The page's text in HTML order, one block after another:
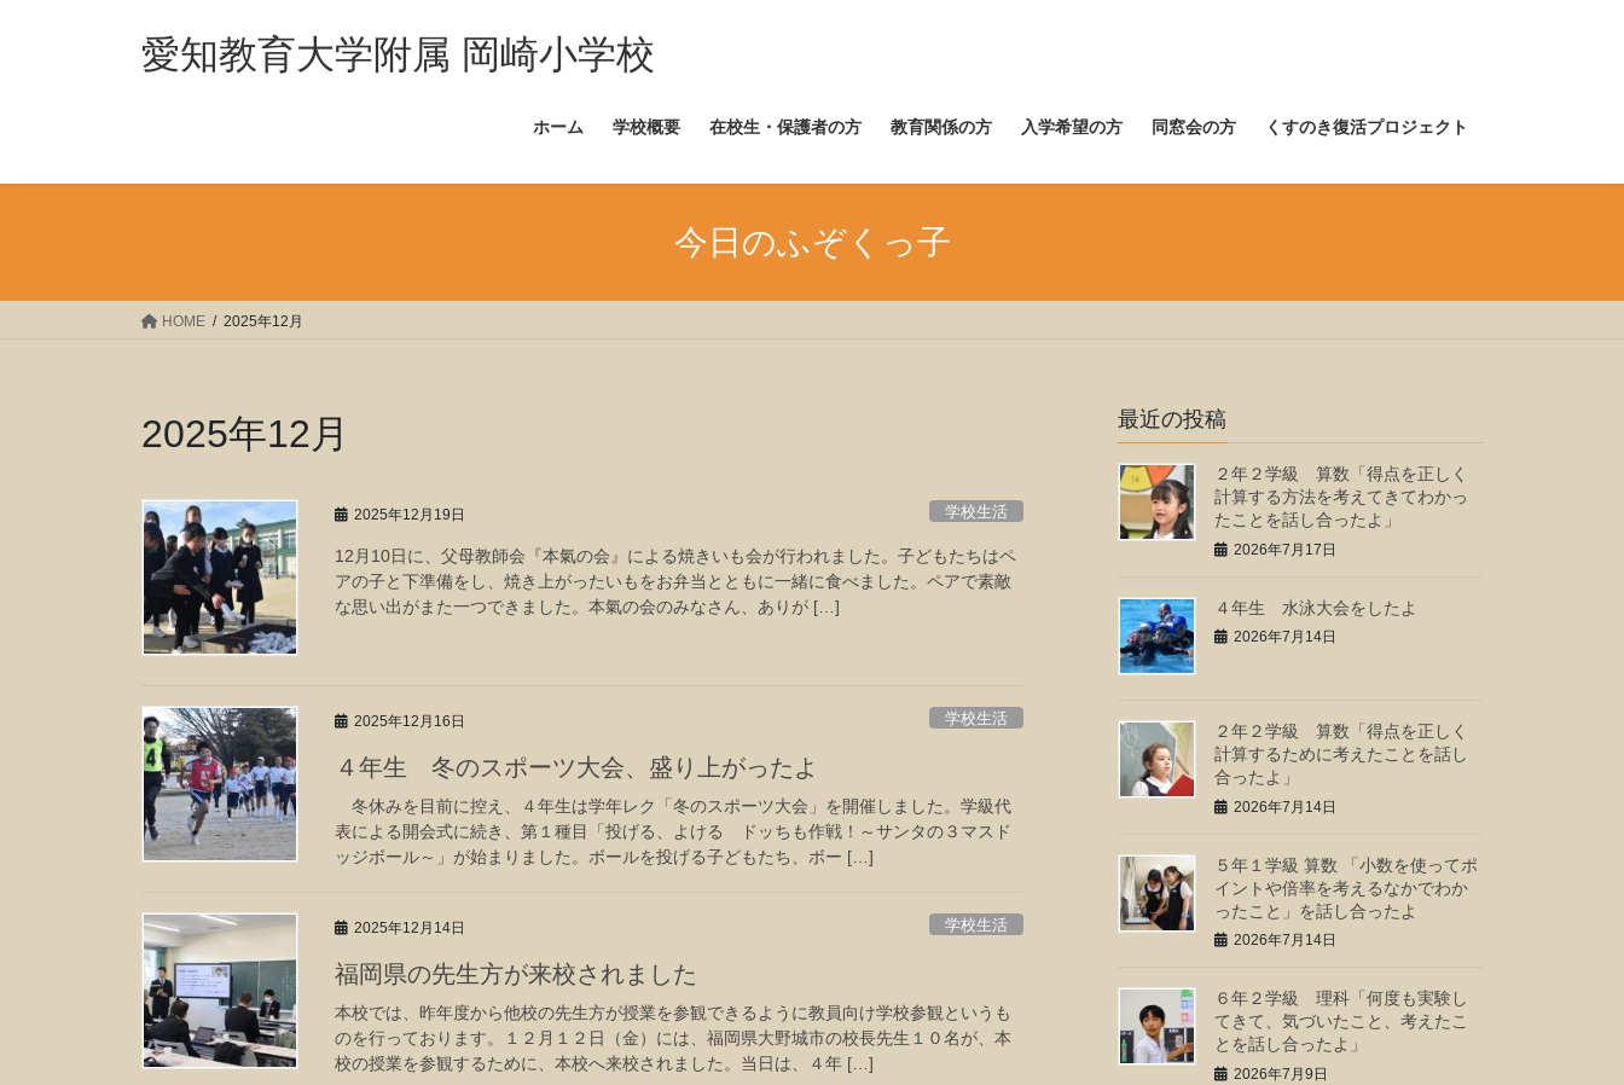
ス
ン
愛知教育大学附属 岡崎小学校
ホーム 学校概要 在校生・保護者の方 教育関係の方 入学希望の方 同窓会の方 くすのき復活プロジェクト
今日のふぞくっ子
HOME 2025年12月
2025年12月
2025年12月19日 学校生活
12月10日に、父母教師会『本氣の会』による焼きいも会が行われました。子どもたちはペ
アの子と下準備をし、焼き上がったいもをお弁当とともに一緒に食べました。ペアで素敵
な思い出がまた一つできました。本氣の会のみなさん、ありが […]
2025年12月16日 学校生活
４年生 冬のスポーツ大会、盛り上がったよ
冬休みを目前に控え、４年生は学年レク「冬のスポーツ大会」を開催しました。学級代
表による開会式に続き、第１種目「投げる、よける ドッちも作戦！～サンタの３マスド
ッジボール～」が始まりました。ボールを投げる子どもたち、ボー […]
2025年12月14日 学校生活
福岡県の先生方が来校されました
本校では、昨年度から他校の先生方が授業を参観できるように教員向け学校参観というも
のを行っております。１２月１２日（金）には、福岡県大野城市の校長先生１０名が、本
校の授業を参観するために、本校へ来校されました。当日は、４年 […]
最近の投稿
２年２学級 算数「得点を正しく
計算する方法を考えてきてわかっ
たことを話し合ったよ」
2026年7月17日
４年生 水泳大会をしたよ
2026年7月14日
２年２学級 算数「得点を正しく
計算するために考えたことを話し
合ったよ」
2026年7月14日
５年１学級 算数 「小数を使ってポ
イントや倍率を考えるなかでわか
ったこと」を話し合ったよ
2026年7月14日
６年２学級 理科「何度も実験し
てきて、気づいたこと、考えたこ
とを話し合ったよ」
2026年7月9日